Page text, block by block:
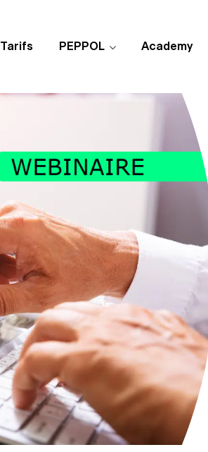
Tarifs PEPPOL Academy